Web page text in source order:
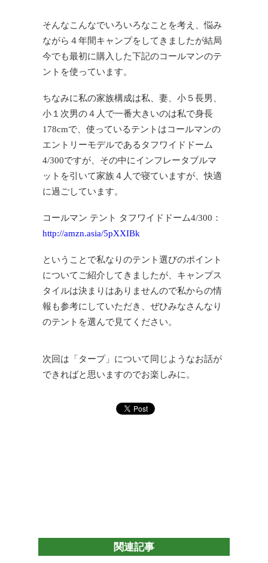
そんなこんなでいろいろなことを考え、悩み
ながら４年間キャンプをしてきましたが結局
今でも最初に購入した下記のコールマンのテ
ントを使っています。
ちなみに私の家族構成は私、妻、小５長男、
小１次男の４人で一番大きいのは私で身長
178cmで、使っているテントはコールマンの
エントリーモデルであるタフワイドドーム
4/300ですが、その中にインフレータブルマ
ットを引いて家族４人で寝ていますが、快適
に過ごしています。
コールマン テント タフワイドドーム4/300：
http://amzn.asia/5pXXIBk
ということで私なりのテント選びのポイント
についてご紹介してきましたが、キャンプス
タイルは決まりはありませんので私からの情
報も参考にしていただき、ぜひみなさんなり
のテントを選んで見てください。
次回は「タープ」について同じようなお話が
できればと思いますのでお楽しみに。
関連記事